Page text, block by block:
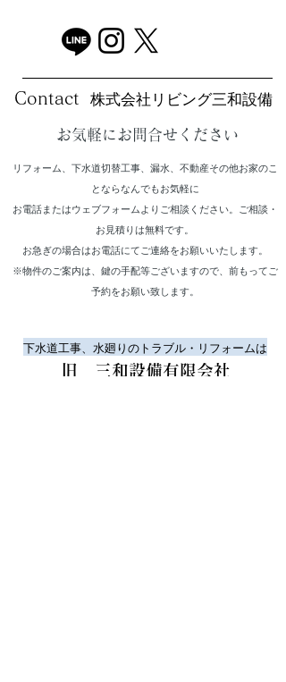
Contact ​株式会社リビング三和設備
お気軽にお問合せください
リフォーム、下水道切替工事、漏水、不動産その他お家のこ
とならなんでもお気軽に
お電話またはウェブフォームよりご相談ください。ご相談・
お見積りは無料です。
​お急ぎの場合はお電話にてご連絡をお願いいたします。
​※物件のご案内は、鍵の手配等ございますので、前もってご
予約をお願い致します。
下水道工事、水廻りのトラブル・リフォームは
​旧 三和設備有限会社